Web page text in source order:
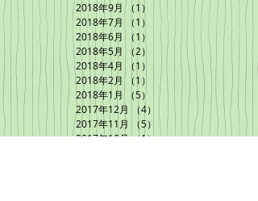
2018年9月 （1）
1件の記事
2018年7月
（1）
1件の記事
2018年6月
（1）
1件の記事
2018年5月
（2）
2件の記事
2018年4月
（1）
1件の記事
2018年2月
（1）
2018年1月
（5）
5件の記事
2017年12月
（4）
4件の記事
2017年11月
（5）
5件の記事
2017年10月（1）1件の記事